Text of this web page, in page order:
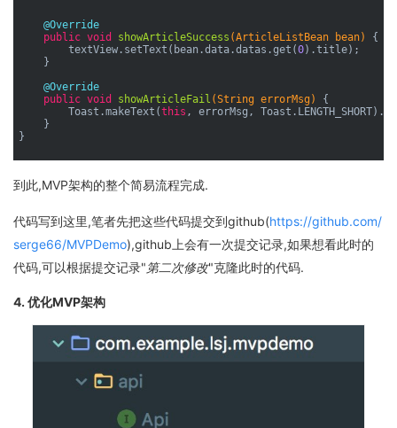
@Override
public void showArticleSuccess (ArticleListBean bean)
{
        textView.setText(bean.data.datas.get(
0).title);
    }
@Override
public void showArticleFail (String errorMsg)
{
        Toast.makeText(
this , errorMsg,
    }
}
到此,MVP架构的整个简易流程完成.
代码写到这里,笔者先把这些代码提交到github(https://github.com/
serge66/MVPDemo),github上会有一次提交记录,如果想看此时的
代码,可以根据提交记录"第二次修改"克隆此时的代码.
4. 优化MVP架构